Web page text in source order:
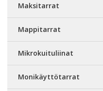
Maksitarrat
Mappitarrat
Mikrokuituliinat
Monikäyttötarrat